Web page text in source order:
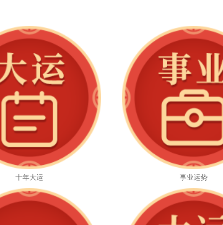
十年大运 事业运势